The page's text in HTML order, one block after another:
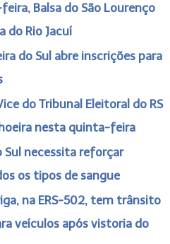
Balsa do São Lourenço
do Rio Jacuí
do Sul abre inscrições para
do Tribunal Eleitoral do RS
nesta quinta-feira
Sul necessita reforçar
os tipos de sangue
na ERS-502, tem trânsito
veículos após vistoria do